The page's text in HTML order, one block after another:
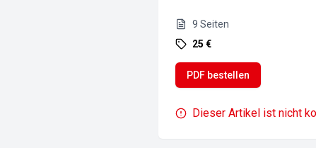
9 Seiten
25 €
PDF bestellen
Dieser Artikel ist nicht